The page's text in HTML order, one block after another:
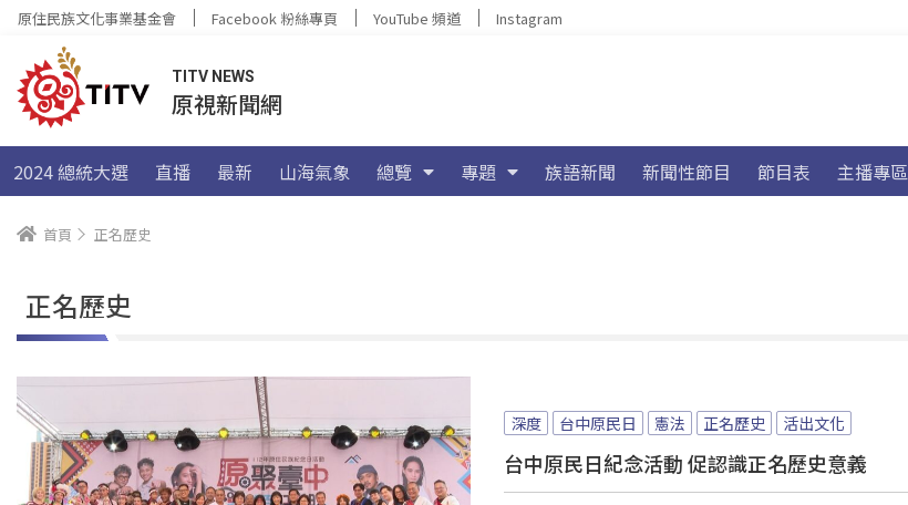
原住民族文化事業基金會 Facebook 粉絲專頁 YouTube 頻道 Instagram
TITV NEWS
原視新聞網
2024 總統大選 直播 最新 山海氣象 總覽 專題 族語新聞 新聞性節目 節目表 主播專區
首頁 正名歷史
正名歷史
深度 台中原民日 憲法 正名歷史 活出文化
台中原民日紀念活動 促認識正名歷史意義